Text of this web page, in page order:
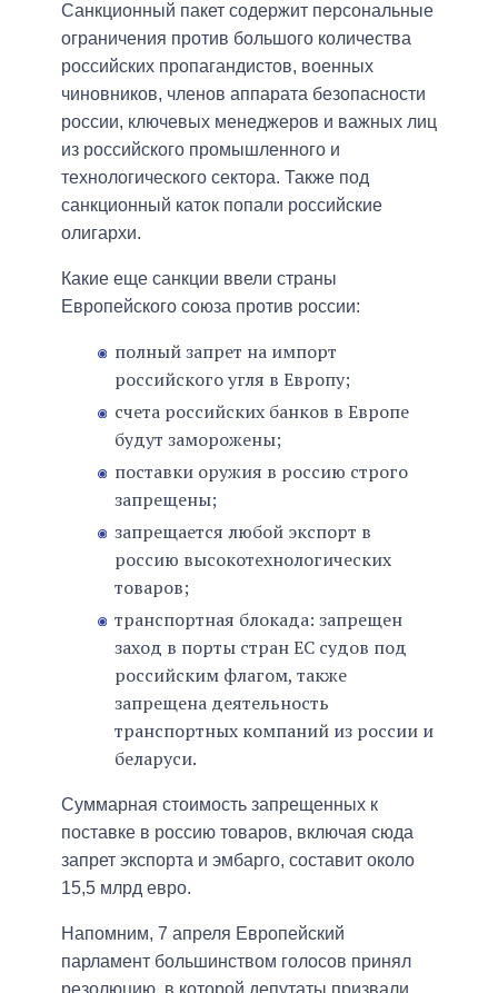
Санкционный пакет содержит персональные
ограничения против большого количества
российских пропагандистов, военных
чиновников, членов аппарата безопасности
россии, ключевых менеджеров и важных лиц
из российского промышленного и
технологического сектора. Также под
санкционный каток попали российские
олигархи.
Какие еще санкции ввели страны
Европейского союза против россии:
полный запрет на импорт
российского угля в Европу;
счета российских банков в Европе
будут заморожены;
поставки оружия в россию строго
запрещены;
запрещается любой экспорт в
россию высокотехнологических
товаров;
транспортная блокада: запрещен
заход в порты стран ЕС судов под
российским флагом, также
запрещена деятельность
транспортных компаний из россии и
беларуси.
Суммарная стоимость запрещенных к
поставке в россию товаров, включая сюда
запрет экспорта и эмбарго, составит около
15,5 млрд евро.
Напомним, 7 апреля Европейский
парламент большинством голосов принял